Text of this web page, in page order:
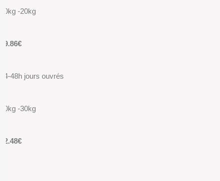
10kg -20kg
19.86€
24-48h jours ouvrés
20kg -30kg
22.48€